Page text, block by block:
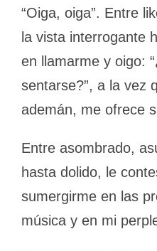
“Oiga, oiga”. Entre
la vista interrogante
en llamarme y oigo:
sentarse?”, a la vez
ademán, me ofrece
Entre asombrado,
hasta dolido, le
sumergirme en las
música y en mi